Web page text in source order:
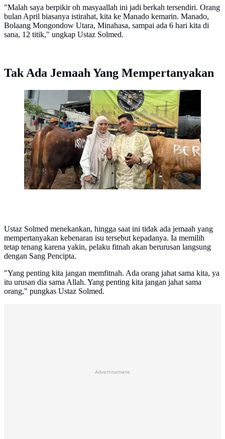
"Malah saya berpikir oh masyaallah ini jadi berkah tersendiri. Orang
bulan April biasanya istirahat, kita ke Manado kemarin. Manado,
Bolaang Mongondow Utara, Minahasa, sampai ada 6 hari kita di
sana, 12 titik," ungkap Ustaz Solmed.
Tak Ada Jemaah Yang Mempertanyakan
Ustaz Solmed buka suara soal perkembangan kasus
fitnah yang menyeret namanya di Polda Metro Jaya. Ia
ngaku belum dapat panggilan resmi dari penyidik.
Ustaz Solmed menekankan, hingga saat ini tidak ada jemaah yang
mempertanyakan kebenaran isu tersebut kepadanya. Ia memilih
tetap tenang karena yakin, pelaku fitnah akan berurusan langsung
dengan Sang Pencipta.
"Yang penting kita jangan memfitnah. Ada orang jahat sama kita, ya
itu urusan dia sama Allah. Yang penting kita jangan jahat sama
orang," pungkas Ustaz Solmed.
Advertisement